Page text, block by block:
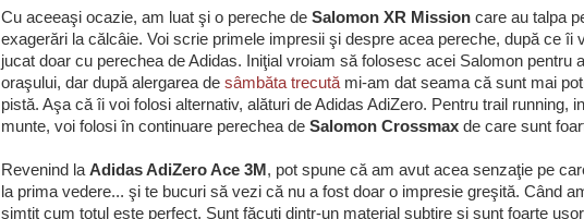
Cu aceeaşi ocazie, am luat şi o pereche de Salomon XR Mission care au talpa
exagerări la călcâie. Voi scrie primele impresii şi despre acea pereche, după ce îi
jucat doar cu perechea de Adidas. Iniţial vroiam să folosesc acei Salomon pentru
oraşului, dar după alergarea de sâmbăta trecutămi-am dat seama că sunt mai
pistă. Aşa că îi voi folosi alternativ, alături de Adidas AdiZero. Pentru trail running,
munte, voi folosi în continuare perechea de Salomon Crossmax de care sunt
Revenind laAdidas AdiZero Ace 3M , pot spune că am avut acea senzaţie pe
la prima vedere... şi te bucuri să vezi că nu a fost doar o impresie greşită. Când
simţit cum totul este perfect. Sunt făcuţi dintr-un material subţire şi sunt foarte